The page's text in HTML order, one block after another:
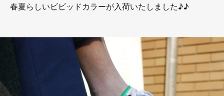
春夏らしいビビッドカラーが入荷いたしました♪♪